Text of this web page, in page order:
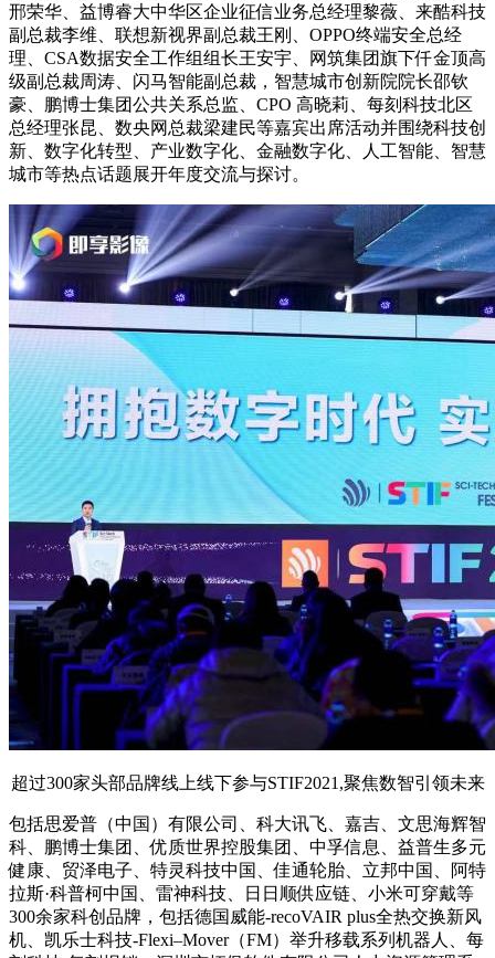
邢荣华、益博睿大中华区企业征信业务总经理黎薇、来酷科技
副总裁李维、联想新视界副总裁王刚、OPPO终端安全总经
理、CSA数据安全工作组组长王安宇、网筑集团旗下仟金顶高
级副总裁周涛、闪马智能副总裁，智慧城市创新院院长邵钦
豪、鹏博士集团公共关系总监、CPO 高晓莉、每刻科技北区
总经理张昆、数央网总裁梁建民等嘉宾出席活动并围绕科技创
新、数字化转型、产业数字化、金融数字化、人工智能、智慧
城市等热点话题展开年度交流与探讨。
超过300家头部品牌线上线下参与STIF2021,聚焦数智引领未来
包括思爱普（中国）有限公司、科大讯飞、嘉吉、文思海辉智
科、鹏博士集团、优质世界控股集团、中孚信息、益普生多元
健康、贸泽电子、特灵科技中国、佳通轮胎、立邦中国、阿特
拉斯·科普柯中国、雷神科技、日日顺供应链、小米可穿戴等
300余家科创品牌，包括德国威能-recoVAIR plus全热交换新风
机、凯乐士科技-Flexi‒Mover（FM）举升移载系列机器人、每